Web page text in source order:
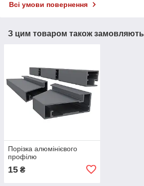
Всі умови повернення
З цим товаром також замовляють
Порізка алюмінієвого
профілю
15 ₴